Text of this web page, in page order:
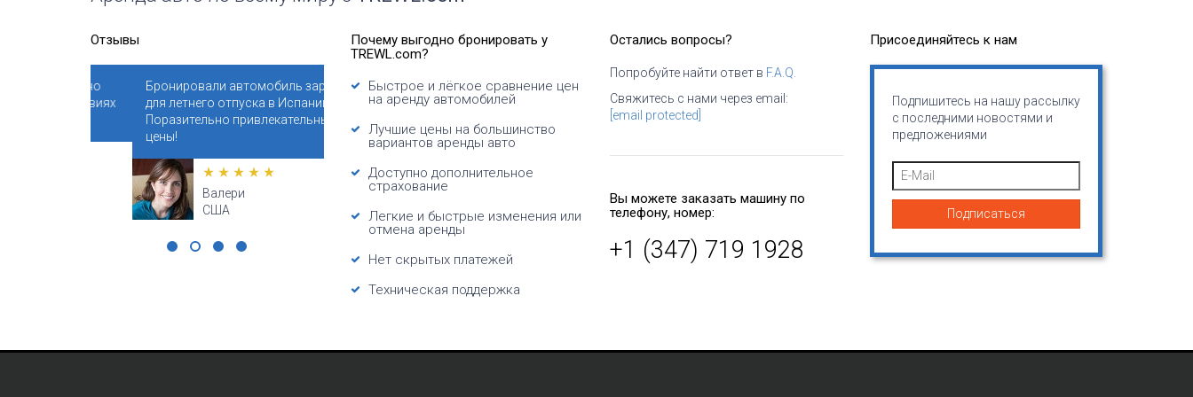
Отзывы
Бронировали автомобиль заранее
для летнего отпуска в Испании.
Поразительно привлекательные
Валери
США
Сайт помогает мне видеть
реальную разницу между
автомобилей. Спасибо за
искренность!
Томас
Германия
Арендовать автомобиль на весь
отпуск или потратить те же деньги
за 2 дня на такси? Конечно, я
Бетти
США
Почему выгодно бронировать у
TREWL.com?
Быстрое и лёгкое сравнение цен
на аренду автомобилей
Лучшие цены на большинство
вариантов аренды авто
Доступно дополнительное
страхование
Легкие и быстрые изменения или
отмена аренды
Нет скрытых платежей
Техническая поддержка
Остались вопросы?
Попробуйте найти ответ в F.A.Q.
Свяжитесь с нами через email:
[email protected]
Вы можете заказать машину по
телефону, номер:
+1 (347) 719 1928
Присоединяйтесь к нам
Подпишитесь на нашу рассылку
с последними новостями и
предложениями